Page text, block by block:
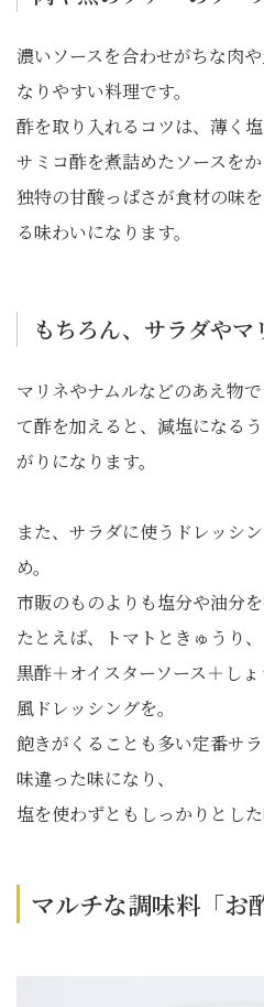
濃いソースを合わせがちな肉
なりやすい料理です。
酢を取り入れるコツは、薄く
サミコ酢を煮詰めたソースをか
独特の甘酸っぱさが食材の味
る味わいになります。
もちろん、サラダやマ
マリネやナムルなどのあえ物
て酢を加えると、減塩になる
がりになります。
また、サラダに使うドレッシ
め。
市販のものよりも塩分や油分
たとえば、トマトときゅうり
黒酢＋オイスターソース＋し
風ドレッシングを。
飽きがくることも多い定番サ
味違った味になり、
塩を使わずともしっかりとした
マルチな調味料「お